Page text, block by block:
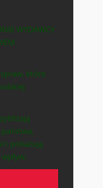
WYDAWCY
które
i pokazują